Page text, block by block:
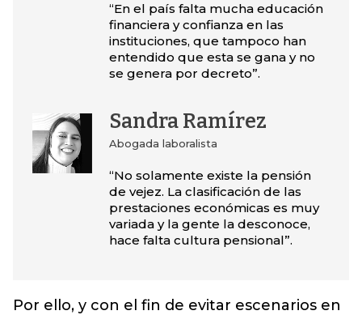
“En el país falta mucha educación
financiera y confianza en las
instituciones, que tampoco han
entendido que esta se gana y no
se genera por decreto”.
Sandra Ramírez
Abogada laboralista
“No solamente existe la pensión
de vejez. La clasificación de las
prestaciones económicas es muy
variada y la gente la desconoce,
hace falta cultura pensional”.
Por ello, y con el fin de evitar escenarios en